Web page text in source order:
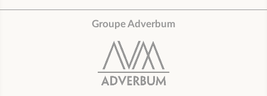
Groupe Adverbum